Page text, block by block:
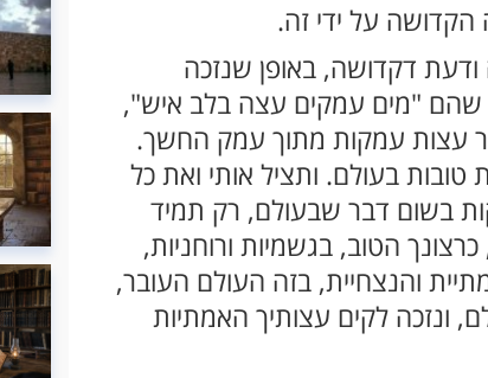
הקדושה על ידי זה.
ודעת דקדושה, באופן שנזכה
שהם "מים עמקים עצה בלב איש",
עצות עמקות מתוך עמק החשך.
בעולם. ותציל אותי ואת כל
בשום דבר שבעולם, רק תמיד
הטוב, בגשמיות ורוחניות,
והנצחיית, בזה העולם העובר,
ונזכה לקים עצותיך האמתיות